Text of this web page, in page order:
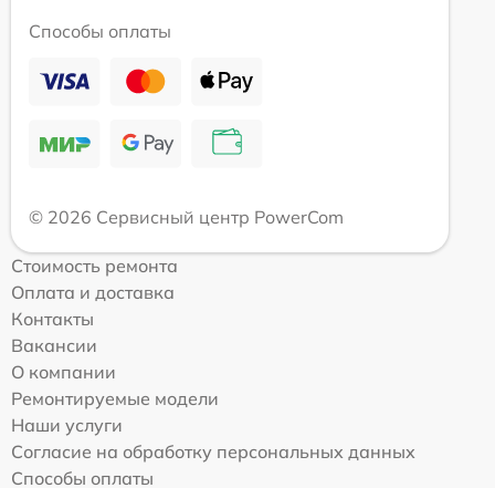
Способы оплаты
© 2026 Сервисный центр PowerCom
Стоимость ремонта
Оплата и доставка
Контакты
Вакансии
О компании
Ремонтируемые модели
Наши услуги
Согласие на обработку персональных данных
Способы оплаты